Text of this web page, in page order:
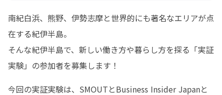
南紀白浜、熊野、伊勢志摩と世界的にも著名なエリアが点
在する紀伊半島。
そんな紀伊半島で、新しい働き方や暮らし方を探る「実証
実験」の参加者を募集します！
今回の実証実験は、SMOUTとBusiness Insider Japanと